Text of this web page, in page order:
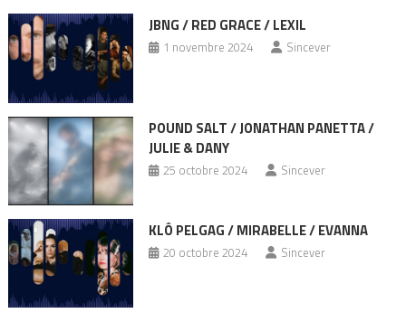
JBNG / RED GRACE / LEXIL
1 novembre 2024 Sincever
POUND SALT / JONATHAN PANETTA /
JULIE & DANY
25 octobre 2024 Sincever
KLÔ PELGAG / MIRABELLE / EVANNA
20 octobre 2024 Sincever